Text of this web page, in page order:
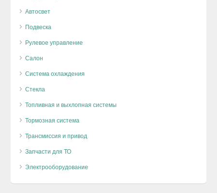
Автосвет
Подвеска
Рулевое управление
Салон
Система охлаждения
Стекла
Топливная и выхлопная системы
Тормозная система
Трансмиссия и привод
Запчасти для ТО
Электрооборудование